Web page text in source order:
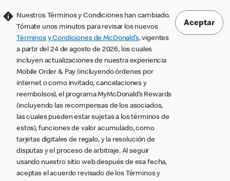
Nuestros Términos y Condiciones han cambiado.
Tómate unos minutos para revisar los nuevos
Términos y Condiciones de McDonald’s, vigentes
a partir del 24 de agosto de 2026, los cuales
incluyen actualizaciones de nuestra experiencia
Mobile Order & Pay (incluyendo órdenes por
internet o como invitado, cancelaciones y
reembolsos), el programa MyMcDonald’s Rewards
(incluyendo las recompensas de los asociados,
las cuales pueden estar sujetas a los términos de
estos), funciones de valor acumulado, como
tarjetas digitales de regalo, y la resolución de
disputas y el proceso de arbitraje. Al seguir
usando nuestro sitio web después de esa fecha,
aceptas el acuerdo revisado de los Términos y
Aceptar